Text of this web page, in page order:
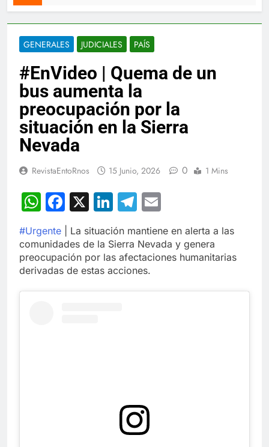
GENERALES JUDICIALES PAÍS
#EnVideo | Quema de un
bus aumenta la
preocupación por la
situación en la Sierra
Nevada
RevistaEntoRnos 15 Junio, 2026 0 1 Mins
WhatsApp
Facebook
X LinkedIn
Telegram
#Urgente | La situación mantiene en alerta a las
comunidades de la Sierra Nevada y genera
preocupación por las afectaciones humanitarias
derivadas de estas acciones.